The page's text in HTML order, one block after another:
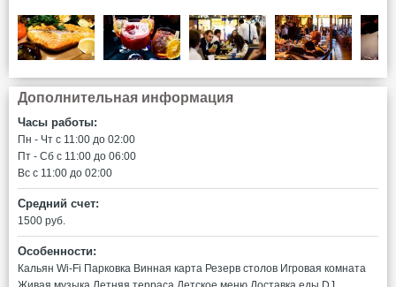
Дополнительная информация
Часы работы:
Пн - Чт c 11:00 до 02:00
Пт - Сб c 11:00 до 06:00
Вс c 11:00 до 02:00
Средний счет:
1500 руб.
Особенности:
Кальян Wi-Fi Парковка Винная карта Резерв столов Игровая комната